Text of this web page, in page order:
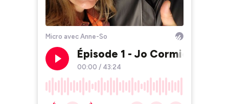
Micro avec Anne-So
Épisode 1 - Jo Cormier
00:00 / 43:24